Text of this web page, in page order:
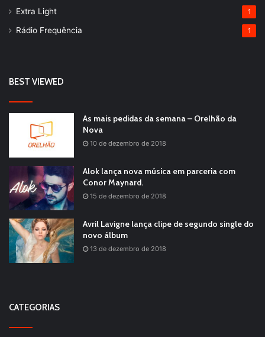
Extra Light 1
Rádio Frequência 1
BEST VIEWED
As mais pedidas da semana – Orelhão da
Nova
10 de dezembro de 2018
Alok lança nova música em parceria com
Conor Maynard.
15 de dezembro de 2018
Avril Lavigne lança clipe de segundo single do
novo álbum
13 de dezembro de 2018
CATEGORIAS